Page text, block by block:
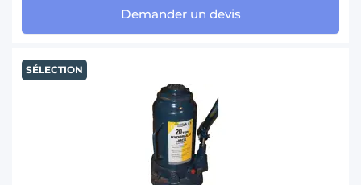
Demander un devis
SÉLECTION